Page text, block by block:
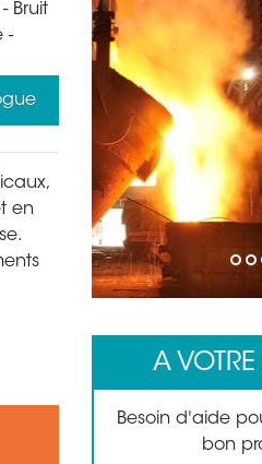
Bruit
-
en
1 2
A
Besoin d'aide
bon